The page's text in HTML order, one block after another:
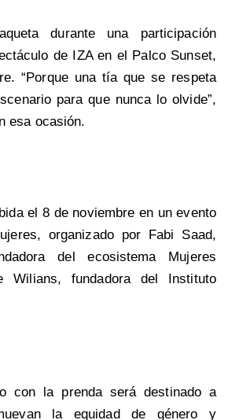
durante una participación
de IZA en el Palco Sunset,
“Porque una tía que se respeta
para que nunca lo olvide”,
esa ocasión.
el 8 de noviembre en un evento
organizado por Fabi Saad,
del ecosistema Mujeres
Wilians, fundadora del Instituto
con la prenda será destinado a
la equidad de género y